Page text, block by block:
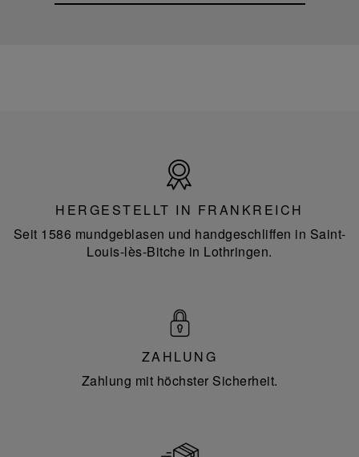
Frankreich
HERGESTELLT IN FRANKREICH
Seit 1586 mundgeblasen und handgeschliffen in Saint-
Louis-lès-Bitche in Lothringen.
ZAHLUNG
Zahlung mit höchster Sicherheit.